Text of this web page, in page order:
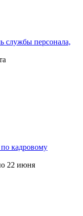
службы персонала,
кадровому
22 июня